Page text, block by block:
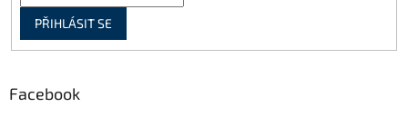
PŘIHLÁSIT SE
Facebook